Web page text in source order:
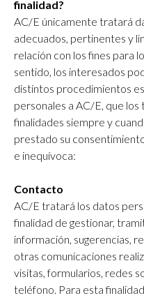
finalidad?
AC/E únicamente tratará
adecuados, pertinentes y
relación con los fines para
sentido, los interesados
distintos procedimientos
personales a AC/E, que
finalidades siempre y
prestado su
e inequívoca:
Contacto
AC/E tratará los datos
finalidad de gestionar,
información, sugerencias,
otras comunicaciones
visitas, formularios, redes
teléfono. Para esta